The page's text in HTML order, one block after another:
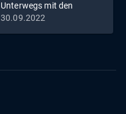
Unterwegs mit den
Weinköniginnen
30.09.2022